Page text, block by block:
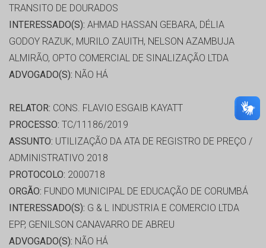
TRANSITO DE DOURADOS
INTERESSADO(S): AHMAD HASSAN GEBARA, DÉLIA
GODOY RAZUK, MURILO ZAUITH, NELSON AZAMBUJA
ALMIRÃO, OPTO COMERCIAL DE SINALIZAÇÃO LTDA
ADVOGADO(S): NÃO HÁ
RELATOR: CONS. FLAVIO ESGAIB KAYATT
PROCESSO: TC/11186/2019
ASSUNTO: UTILIZAÇÃO DA ATA DE REGISTRO DE PREÇO /
ADMINISTRATIVO 2018
PROTOCOLO: 2000718
ORGÃO: FUNDO MUNICIPAL DE EDUCAÇÃO DE CORUMBÁ
INTERESSADO(S): G & L INDUSTRIA E COMERCIO LTDA
EPP, GENILSON CANAVARRO DE ABREU
ADVOGADO(S): NÃO HÁ